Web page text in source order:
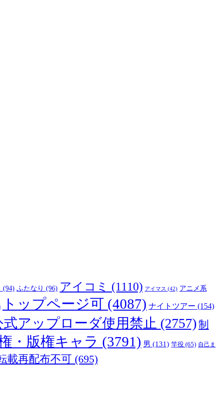
(94) ふたなり (96) アイコミ (1110) アイマス (42) アニメ系
トップページ可 (4087) ナイトツアー (154)
式アップローダ使用禁止 (2757) 制
・版権キャラ (3791) 男 (131) 竿役 (65) 自己ま
載再配布不可 (695)